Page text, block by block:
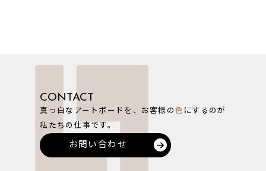
CONTACT
真っ白なアートボードを、お客様の 色 にするのが
私たちの仕事です。
お問い合わせ